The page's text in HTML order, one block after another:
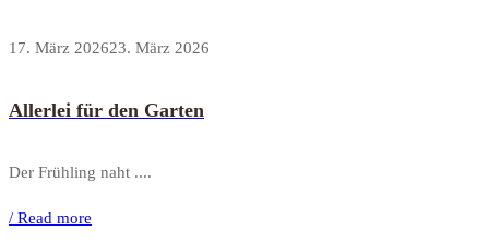
17. März 202623. März 2026
Allerlei für den Garten
Der Frühling naht ....
/ Read more